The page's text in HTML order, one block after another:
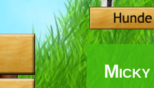
Micky